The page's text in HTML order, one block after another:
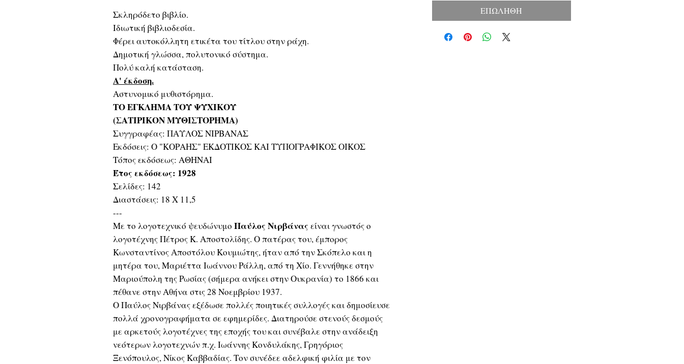
Σκληρόδετο βιβλίο.
Ιδιωτική βιβλιοδεσία.
Φέρει αυτοκόλλητη ετικέτα του τίτλου στην ράχη.
Δημοτική γλώσσα, πολυτονικό σύστημα.
Πολύ καλή κατάσταση.
Α' έκδοση.
Αστυνομικό μυθιστόρημα.
ΤΟ ΕΓΚΛΗΜΑ ΤΟΥ ΨΥΧΙΚΟΥ
(ΣΑΤΙΡΙΚΟΝ ΜΥΘΙΣΤΟΡΗΜΑ)
Συγγραφέας: ΠΑΥΛΟΣ ΝΙΡΒΑΝΑΣ
Εκδόσεις: Ο "ΚΟΡΑΗΣ" ΕΚΔΟΤΙΚΟΣ ΚΑΙ ΤΥΠΟΓΡΑΦΙΚΟΣ ΟΙΚΟΣ
Τόπος εκδόσεως: ΑΘΗΝΑΙ
Έτος εκδόσεως: 1928
Σελίδες: 142
Διαστάσεις: 18 Χ 11,5
---
Με το λογοτεχνικό ψευδώνυμο Παύλος Νιρβάνας είναι γνωστός ο
λογοτέχνης Πέτρος Κ. Αποστολίδης. Ο πατέρας του, έμπορος
Κωνσταντίνος Αποστόλου Κουμιώτης, ήταν από την Σκόπελο και η
μητέρα του, Μαριέττα Ιωάννου Ράλλη, από τη Χίο. Γεννήθηκε στην
Μαριούπολη της Ρωσίας (σήμερα ανήκει στην Ουκρανία) το 1866 και
πέθανε στην Αθήνα στις 28 Νοεμβρίου 1937.
Ο Παύλος Νιρβάνας εξέδωσε πολλές ποιητικές συλλογές και δημοσίευσε
πολλά χρονογραφήματα σε εφημερίδες. Διατηρούσε στενούς δεσμούς
με αρκετούς λογοτέχνες της εποχής του και συνέβαλε στην ανάδειξη
νεότερων λογοτεχνών π.χ. Ιωάννης Κονδυλάκης, Γρηγόριος
Ξενόπουλος, Νίκος Καββαδίας. Τον συνέδεε αδελφική φιλία με τον
ΕΠΩΛΗΘΗ